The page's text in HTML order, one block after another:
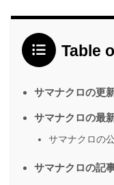
Table
サマナクロの更
サマナクロの最
サマナクロの
サマナクロの記